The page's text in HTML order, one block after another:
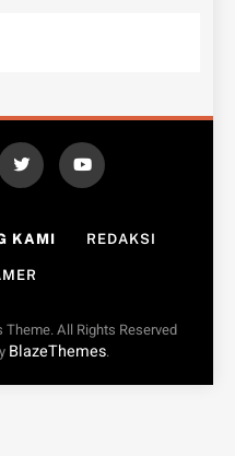
KAMI REDAKSI
All Rights Reserved
BlazeThemes.